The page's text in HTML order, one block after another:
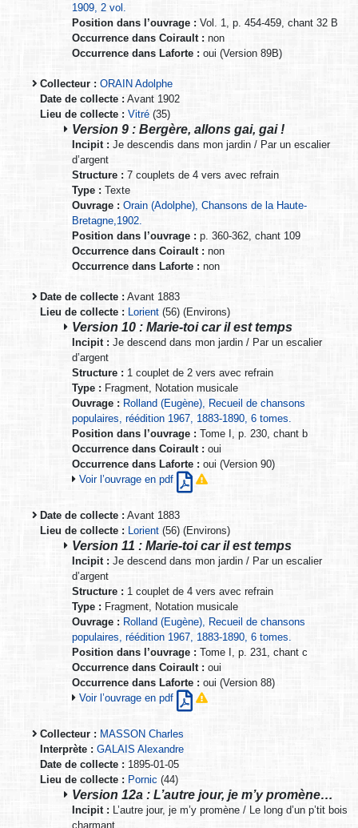
1909, 2 vol.
Position dans l’ouvrage : Vol. 1, p. 454-459, chant 32 B
Occurrence dans Coirault : non
Occurrence dans Laforte : oui (Version 89B)
Collecteur : ORAIN Adolphe
Date de collecte : Avant 1902
Lieu de collecte : Vitré (35)
Version 9 : Bergère, allons gai, gai !
Incipit : Je descendis dans mon jardin / Par un escalier
d’argent
Structure : 7 couplets de 4 vers avec refrain
Type : Texte
Ouvrage : Orain (Adolphe), Chansons de la Haute-
Bretagne,1902.
Position dans l’ouvrage : p. 360-362, chant 109
Occurrence dans Coirault : non
Occurrence dans Laforte : non
Date de collecte : Avant 1883
Lieu de collecte : Lorient (56) (Environs)
Version 10 : Marie-toi car il est temps
Incipit : Je descend dans mon jardin / Par un escalier
d’argent
Structure : 1 couplet de 2 vers avec refrain
Type : Fragment, Notation musicale
Ouvrage : Rolland (Eugène), Recueil de chansons
populaires, réédition 1967, 1883-1890, 6 tomes.
Position dans l’ouvrage : Tome I, p. 230, chant b
Occurrence dans Coirault : oui
Occurrence dans Laforte : oui (Version 90)
Voir l’ouvrage en pdf
Date de collecte : Avant 1883
Lieu de collecte : Lorient (56) (Environs)
Version 11 : Marie-toi car il est temps
Incipit : Je descend dans mon jardin / Par un escalier
d’argent
Structure : 1 couplet de 4 vers avec refrain
Type : Fragment, Notation musicale
Ouvrage : Rolland (Eugène), Recueil de chansons
populaires, réédition 1967, 1883-1890, 6 tomes.
Position dans l’ouvrage : Tome I, p. 231, chant c
Occurrence dans Coirault : oui
Occurrence dans Laforte : oui (Version 88)
Voir l’ouvrage en pdf
Collecteur : MASSON Charles
Interprète : GALAIS Alexandre
Date de collecte : 1895-01-05
Lieu de collecte : Pornic (44)
Version 12a : L’autre jour, je m’y promène…
Incipit : L’autre jour, je m’y promène / Le long d’un p’tit bois
charmant